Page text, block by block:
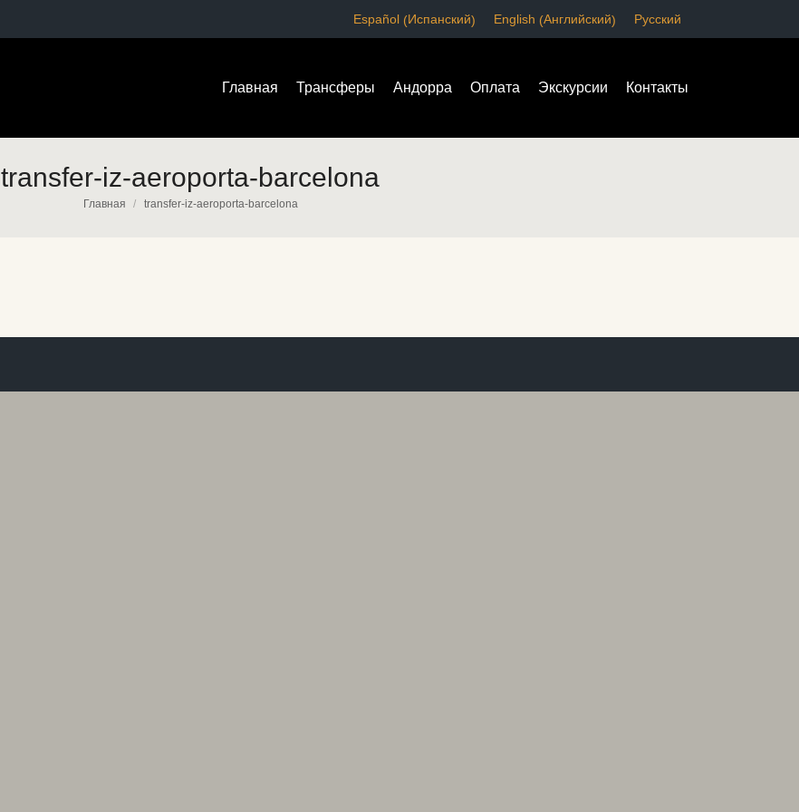
Español (Испанский) English (Английский) Русский
Главная Трансферы Андорра Оплата Экскурсии Контакты
transfer-iz-aeroporta-barcelona
Вы здесь:
Главная transfer-iz-aeroporta-barcelona
Трансферы Андорра Оплата Экскурсии Контакты